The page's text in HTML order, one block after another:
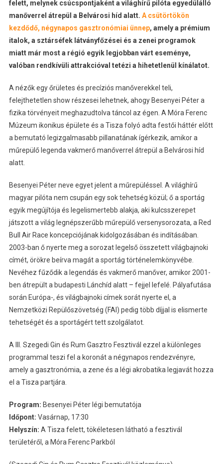
felett, melynek csúcspontjaként a világhírű pilóta egyedülálló
manőverrel átrepül a Belvárosi híd alatt. A csütörtökön
kezdődő, négynapos gasztronómiai ünnep, amely a prémium
italok, a sztárséfek látványfőzései és a zenei programok
miatt már most a régió egyik legjobban várt eseménye,
valóban rendkívüli attrakcióval tetézi a hihetetlenül kínálatot.
A nézők egy őrületes és precíziós manőverekkel teli,
felejthetetlen show részesei lehetnek, ahogy Besenyei Péter a
fizika törvényeit meghazudtolva táncol az égen. A Móra Ferenc
Múzeum ikonikus épülete és a Tisza folyó adta festői háttér előtt
a bemutató legizgalmasabb pillanatának ígérkezik, amikor a
műrepülő legenda vakmerő manőverrel átrepül a Belvárosi híd
alatt.
Besenyei Péter neve egyet jelent a műrepüléssel. A világhírű
magyar pilóta nem csupán egy sok tehetség közül; ő a sportág
egyik megújítója és legelismertebb alakja, aki kulcsszerepet
játszott a világ legnépszerűbb műrepülő versenysorozata, a Red
Bull Air Race koncepciójának kidolgozásában és indításában.
2003-ban ő nyerte meg a sorozat legelső összetett világbajnoki
címét, örökre beírva magát a sportág történelemkönyvébe.
Nevéhez fűződik a legendás és vakmerő manőver, amikor 2001-
ben átrepült a budapesti Lánchíd alatt – fejjel lefelé. Pályafutása
során Európa-, és világbajnoki címek sorát nyerte el, a
Nemzetközi Repülőszövetség (FAI) pedig több díjjal is elismerte
tehetségét és a sportágért tett szolgálatot.
A III. Szegedi Gin és Rum Gasztro Fesztivál ezzel a különleges
programmal teszi fel a koronát a négynapos rendezvényre,
amely a gasztronómia, a zene és a légi akrobatika legjavát hozza
el a Tisza partjára.
Program: Besenyei Péter légi bemutatója
Időpont: Vasárnap, 17:30
Helyszín: A Tisza felett, tökéletesen látható a fesztivál
területéről, a Móra Ferenc Parkból